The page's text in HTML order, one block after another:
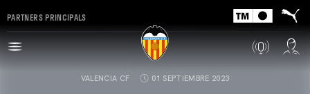
PARTNERS PRINCIPALS
VALENCIA CF 01 SEPTIEMBRE 2023